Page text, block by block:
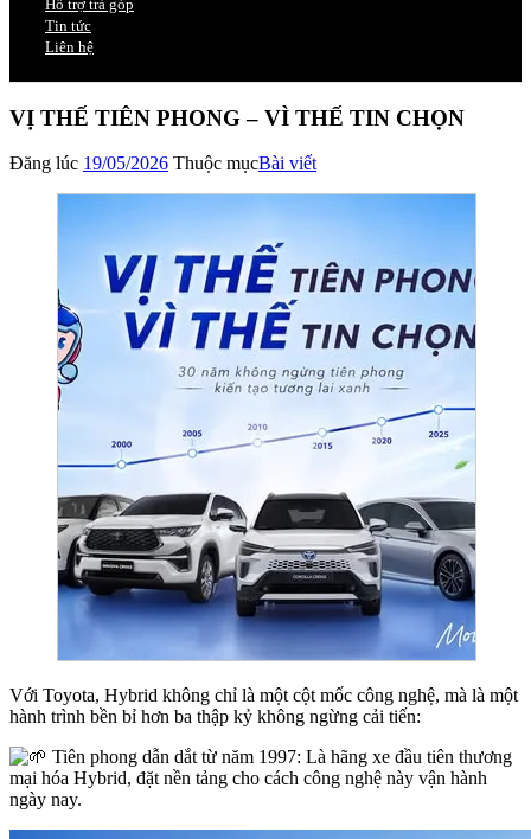
Hỗ trợ trả góp
Tin tức
Liên hệ
VỊ THẾ TIÊN PHONG – VÌ THẾ TIN CHỌN
Đăng lúc 19/05/2026 Thuộc mụcBài viết
Với Toyota, Hybrid không chỉ là một cột mốc công nghệ, mà là một
hành trình bền bỉ hơn ba thập kỷ không ngừng cải tiến:
Tiên phong dẫn dắt từ năm 1997: Là hãng xe đầu tiên thương
mại hóa Hybrid, đặt nền tảng cho cách công nghệ này vận hành
ngày nay.